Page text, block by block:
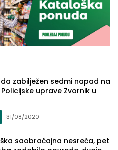
zabilježen sedmi napad na
uprave Zvornik u
31/08/2020
saobraćajna nesreća, pet